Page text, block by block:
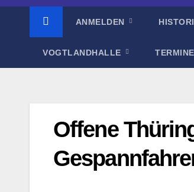
ANMELDEN
VOGTLANDHALLE TERMINE
Offene